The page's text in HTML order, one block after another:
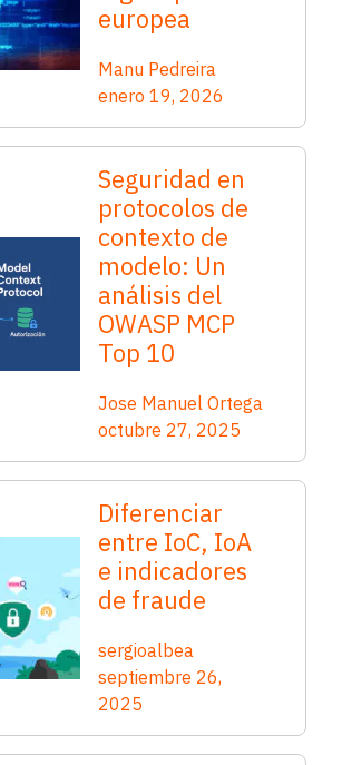
europea
Manu Pedreira
enero 19, 2026
Seguridad en
protocolos de
contexto de
modelo: Un
análisis del
OWASP MCP
Top 10
Jose Manuel Ortega
octubre 27, 2025
Diferenciar
entre IoC, IoA
e indicadores
de fraude
sergioalbea
septiembre 26,
2025